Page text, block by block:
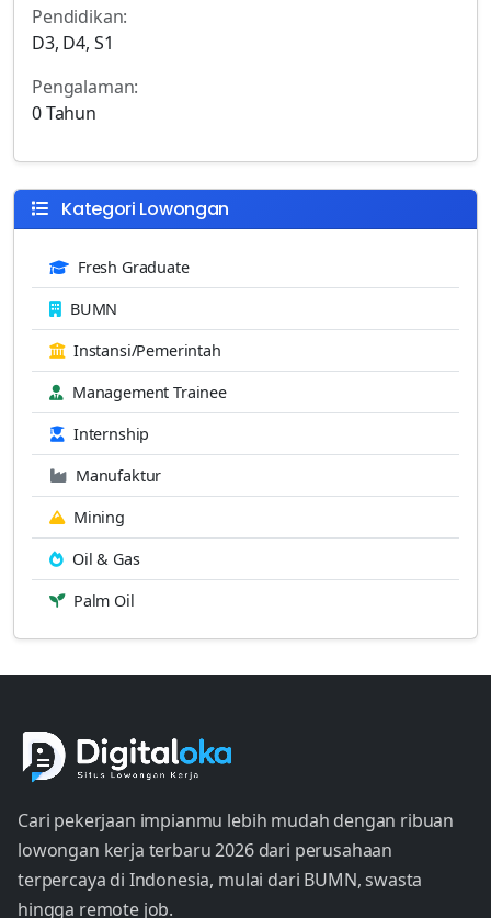
Pendidikan:
D3, D4, S1
Pengalaman:
0 Tahun
Kategori Lowongan
Fresh Graduate
BUMN
Instansi/Pemerintah
Management Trainee
Internship
Manufaktur
Mining
Oil & Gas
Palm Oil
Cari pekerjaan impianmu lebih mudah dengan ribuan
lowongan kerja terbaru 2026 dari perusahaan
terpercaya di Indonesia, mulai dari BUMN, swasta
hingga remote job.